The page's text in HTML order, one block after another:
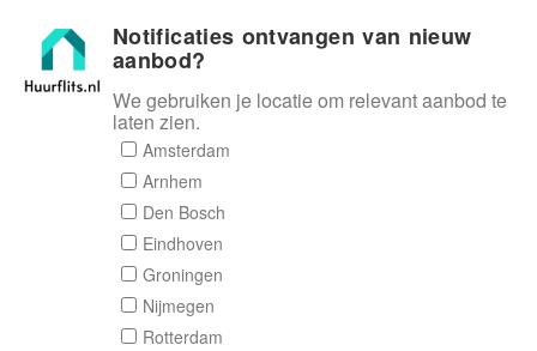
Huurflits
Reactieformulier
Huurflits
Verstuur je bericht
Notificaties ontvangen van nieuw
aanbod?
We gebruiken je locatie om relevant aanbod te
laten zien.
Amsterdam
Arnhem
Den Bosch
Eindhoven
Groningen
Nijmegen
Rotterdam